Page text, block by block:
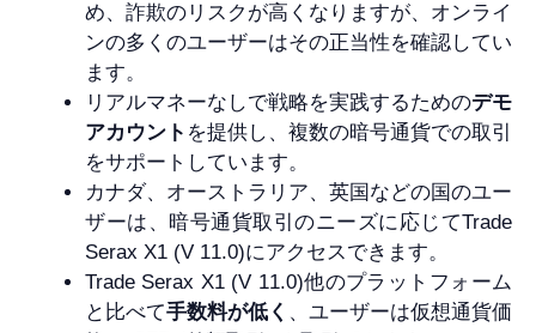
め、詐欺のリスクが高くなりますが、オンライ
ンの多くのユーザーはその正当性を確認してい
ます。
リアルマネーなしで戦略を実践するためのデモ
アカウント を提供し、複数の暗号通貨での取引
をサポートしています。
カナダ、オーストラリア、英国などの国のユー
ザーは、暗号通貨取引のニーズに応じてTrade
Serax X1 (V 11.0)にアクセスできます。
Trade Serax X1 (V 11.0)他のプラットフォーム
と比べて手数料が低く 、ユーザーは仮想通貨価